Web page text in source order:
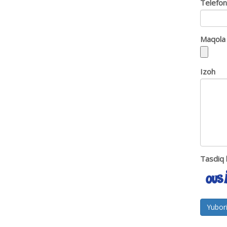
Telefon
Maqola
Izoh
Tasdiq